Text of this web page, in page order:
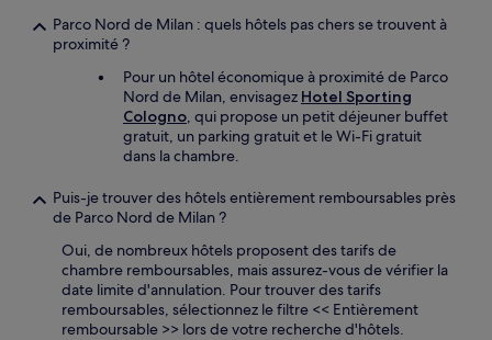
Parco Nord de Milan : quels hôtels pas chers se trouvent à
proximité ?
Pour un hôtel économique à proximité de Parco
Nord de Milan, envisagez Hotel Sporting
Cologno, qui propose un petit déjeuner buffet
gratuit, un parking gratuit et le Wi-Fi gratuit
dans la chambre.
Puis-je trouver des hôtels entièrement remboursables près
de Parco Nord de Milan ?
Oui, de nombreux hôtels proposent des tarifs de
chambre remboursables, mais assurez-vous de vérifier la
date limite d'annulation. Pour trouver des tarifs
remboursables, sélectionnez le filtre << Entièrement
remboursable >> lors de votre recherche d'hôtels.